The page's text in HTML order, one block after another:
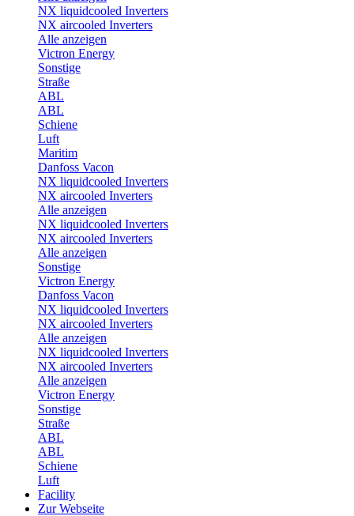
NX liquidcooled Inverters
NX aircooled Inverters
Alle anzeigen
Victron Energy
Sonstige
Straße
ABL
ABL
Schiene
Luft
Maritim
Danfoss Vacon
NX liquidcooled Inverters
NX aircooled Inverters
Alle anzeigen
NX liquidcooled Inverters
NX aircooled Inverters
Alle anzeigen
Sonstige
Victron Energy
Danfoss Vacon
NX liquidcooled Inverters
NX aircooled Inverters
Alle anzeigen
NX liquidcooled Inverters
NX aircooled Inverters
Alle anzeigen
Victron Energy
Sonstige
Straße
ABL
ABL
Schiene
Luft
Facility
Zur Webseite